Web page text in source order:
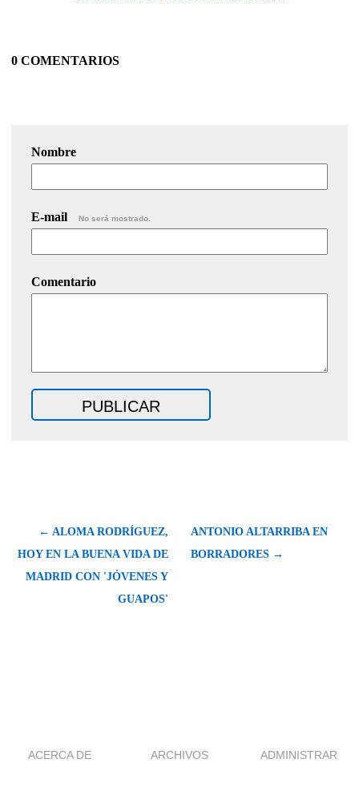
0 COMENTARIOS
Nombre
E-mail No será mostrado.
Comentario
← ALOMA RODRÍGUEZ,
HOY EN LA BUENA VIDA DE
MADRID CON 'JÓVENES Y
GUAPOS'
ANTONIO ALTARRIBA EN
BORRADORES →
ACERCA DE ARCHIVOS ADMINISTRAR